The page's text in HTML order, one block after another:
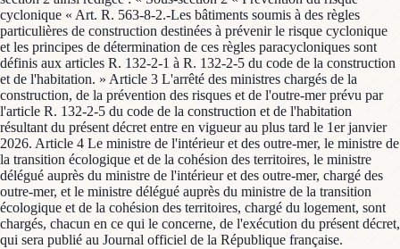
cyclonique « Art. R. 563-8-2.-Les bâtiments soumis à des règles
particulières de construction destinées à prévenir le risque cyclonique
et les principes de détermination de ces règles paracycloniques sont
définis aux articles R. 132-2-1 à R. 132-2-5 du code de la construction
et de l'habitation. » Article 3 L'arrêté des ministres chargés de la
construction, de la prévention des risques et de l'outre-mer prévu par
l'article R. 132-2-5 du code de la construction et de l'habitation
résultant du présent décret entre en vigueur au plus tard le 1er janvier
2026. Article 4 Le ministre de l'intérieur et des outre-mer, le ministre de
la transition écologique et de la cohésion des territoires, le ministre
délégué auprès du ministre de l'intérieur et des outre-mer, chargé des
outre-mer, et le ministre délégué auprès du ministre de la transition
écologique et de la cohésion des territoires, chargé du logement, sont
chargés, chacun en ce qui le concerne, de l'exécution du présent décret,
qui sera publié au Journal officiel de la République française.